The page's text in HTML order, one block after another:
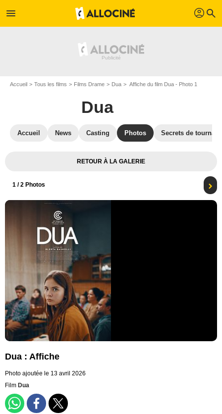
menu profil search
Accueil Tous les films Films Drame Dua Affiche du film Dua - Photo 1
Dua
Accueil News Casting Photos Secrets de tournage
RETOUR À LA GALERIE
1 / 2 Photos
Dua : Affiche
Photo ajoutée le 13 avril 2026
Film Dua